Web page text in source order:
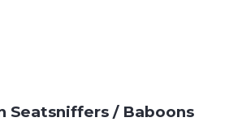
Seatsniffers / Baboons